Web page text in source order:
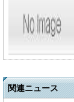
関連ニュース